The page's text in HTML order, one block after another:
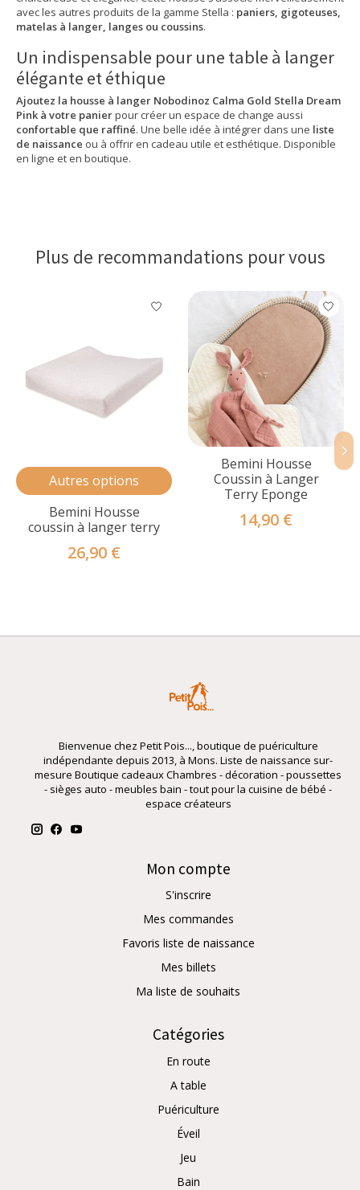
avec les autres produits de la gamme Stella : paniers, gigoteuses,
matelas à langer, langes ou coussins.
Un indispensable pour une table à langer
élégante et éthique
Ajoutez la housse à langer Nobodinoz Calma Gold Stella Dream
Pink à votre panierpour créer un espace de change aussi
confortable que raffiné. Une belle idée à intégrer dans une liste
de naissance ou à offrir en cadeau utile et esthétique. Disponible
en ligne et en boutique.
Plus de recommandations pour vous
Articles du carrousel de produits
Autres options
Bemini Housse
coussin à langer terry
26,90 €
Bemini Housse
Coussin à Langer
Terry Eponge
14,90 €
Bienvenue chez Petit Pois..., boutique de puériculture
indépendante depuis 2013, à Mons. Liste de naissance sur-
mesure Boutique cadeaux Chambres - décoration - poussettes
- sièges auto - meubles bain - tout pour la cuisine de bébé -
espace créateurs
Mon compte
S'inscrire
Mes commandes
Favoris liste de naissance
Mes billets
Ma liste de souhaits
Catégories
En route
A table
Puériculture
Éveil
Jeu
Bain